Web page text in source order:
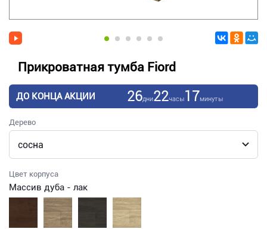
Прикроватная тумба Fiord
ДО КОНЦА АКЦИИ 26дни22часы17минуты
Дерево
Цвет корпуса
Массив дуба - лак